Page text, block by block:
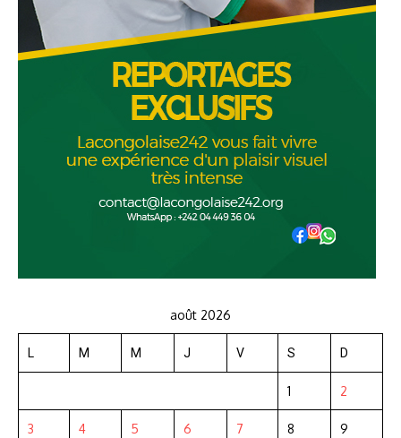
août 2026
L M M J V S D
1 2
3 4 5 6 7 8 9